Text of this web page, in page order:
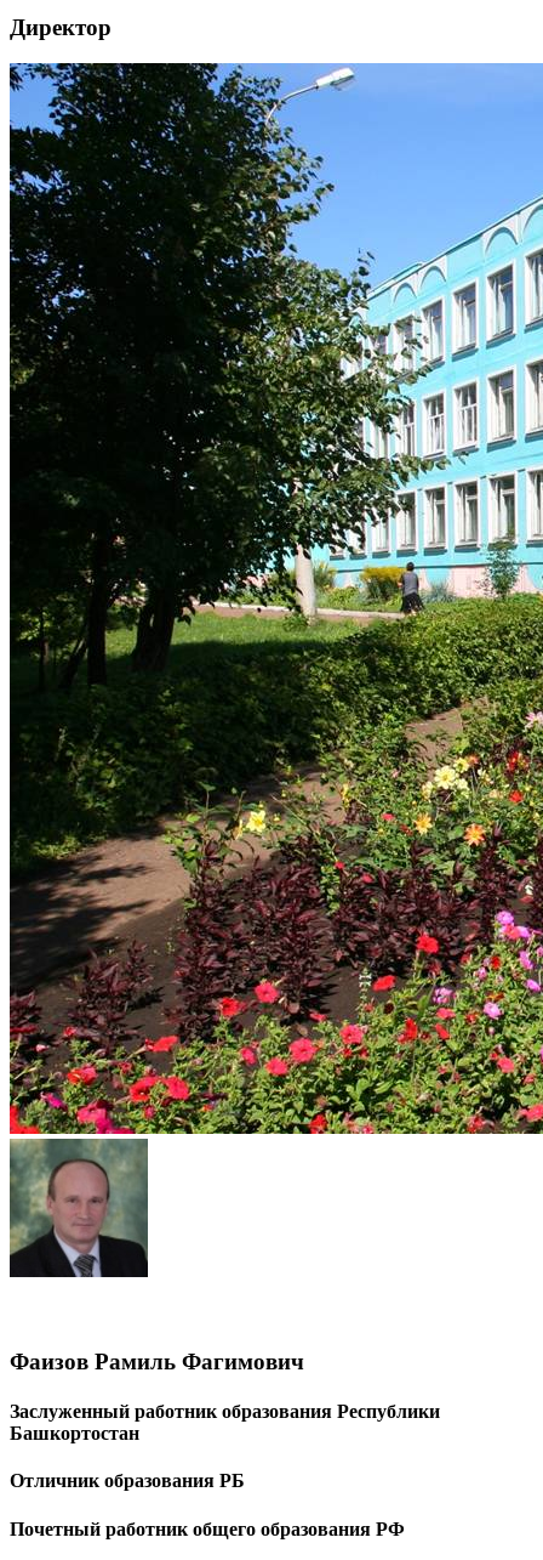
Директор
Фаизов Рамиль Фагимович
Заслуженный работник образования Республики
Башкортостан
Отличник образования РБ
Почетный работник общего образования РФ